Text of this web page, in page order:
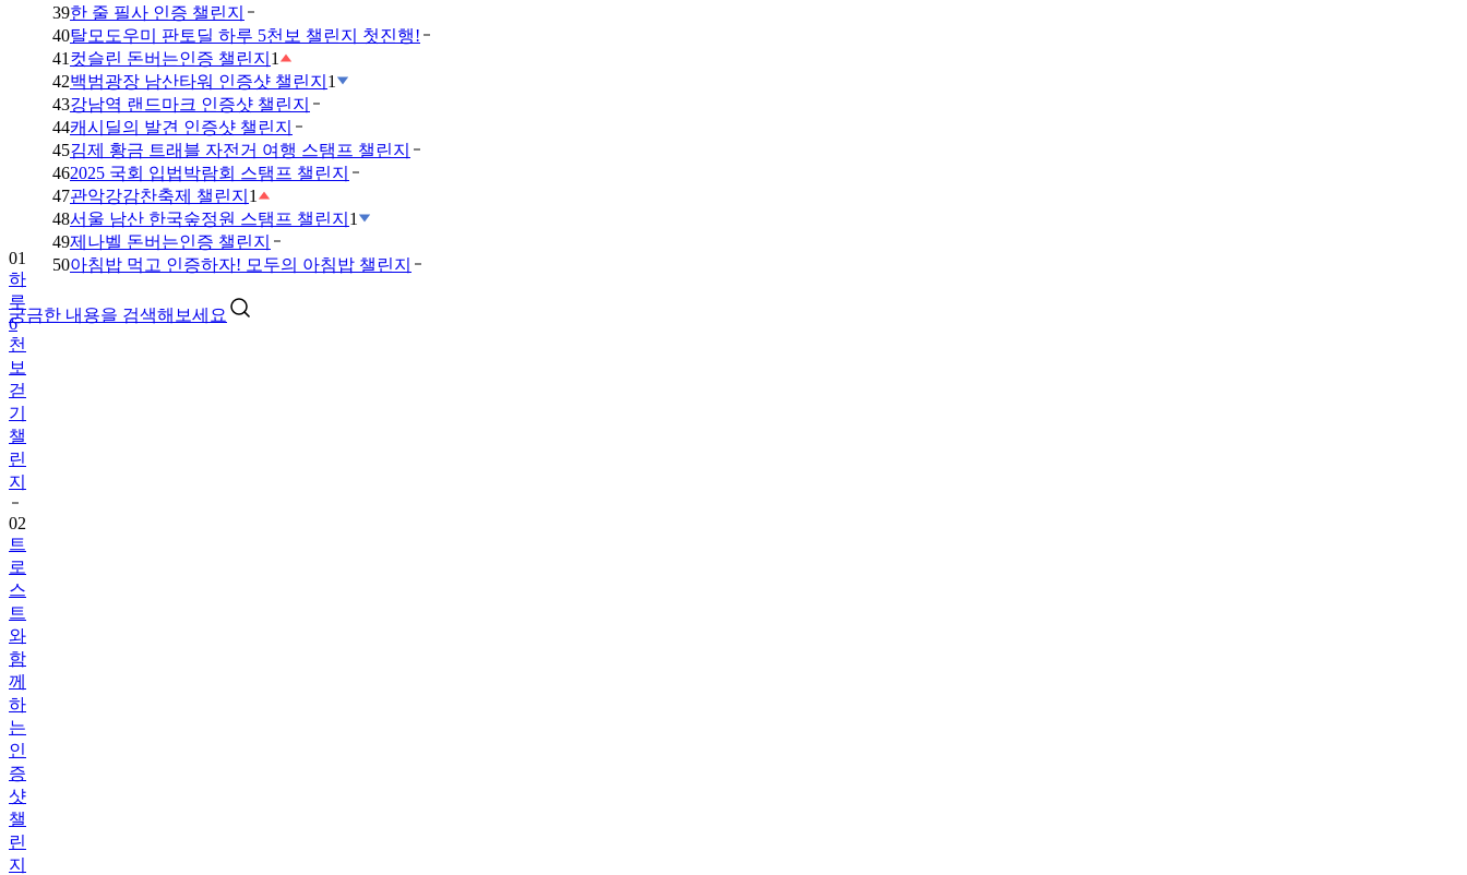
39한 줄 필사 인증 챌린지
40탈모도우미 판토딜 하루 5천보 챌린지 첫진행!
41 컷슬린 돈버는인증 챌린지 1
42백범광장 남산타워 인증샷 챌린지 1
43강남역 랜드마크 인증샷 챌린지
44캐시딜의 발견 인증샷 챌린지
45김제 황금 트래블 자전거 여행 스탬프 챌린지
462025 국회 입법박람회 스탬프 챌린지
47관악강감찬축제 챌린지 1
48서울 남산 한국숲정원 스탬프 챌린지 1
49제나벨 돈버는인증 챌린지
50아침밥 먹고 인증하자! 모두의 아침밥 챌린지
궁금한 내용을 검색해보세요
01
하
루
6
천
보
걷
기
챌
린
지
02
트
로
스
트
와
함
께
하
는
인
증
샷
챌
린
지